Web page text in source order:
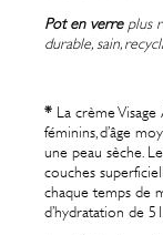
Pot en verreplus
durable, sain,
* La crème
féminins, d’âge
une peau sèche .
couches
chaque temps de
d’hydratation de